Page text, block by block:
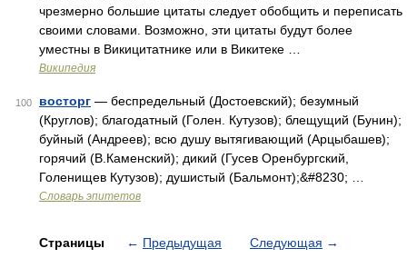
чрезмерно большие цитаты следует обобщить и переписать
своими словами. Возможно, эти цитаты будут более
уместны в Викицитатнике или в Викитеке …
Википедия
100 восторг — беспредельный (Достоевский); безумный
(Круглов); благодатный (Голен. Кутузов); блещущий (Бунин);
буйный (Андреев); всю душу вытягивающий (Арцыбашев);
горячий (В.Каменский); дикий (Гусев Оренбургский,
Голенищев Кутузов); душистый (Бальмонт);&#8230; …
Словарь эпитетов
Страницы ← Предыдущая Следующая →